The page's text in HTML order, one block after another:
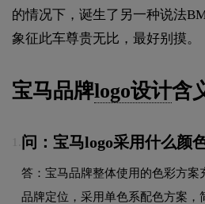
的情况下，诞生了另一种说法
象征此车尊贵无比，最好别摸。
宝马品牌logo设计含
问：宝马logo采用什么颜
答：宝马品牌整体使用的色彩方案
品牌定位，采用单色系配色方案，